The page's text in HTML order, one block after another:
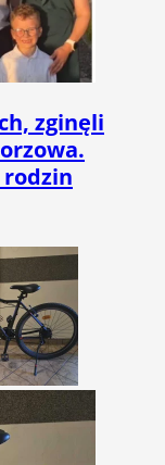
zginęli
rodzin